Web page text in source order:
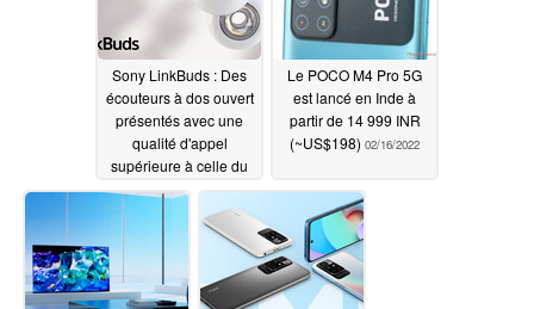
Sony LinkBuds : Des
écouteurs à dos ouvert
présentés avec une
qualité d'appel
supérieure à celle du
WF-1000XM4
02/16/2022
Le POCO M4 Pro 5G
est lancé en Inde à
partir de 14 999 INR
(~US$198) 02/16/2022